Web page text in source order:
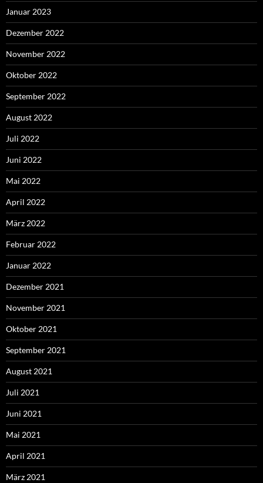
Januar 2023
Dezember 2022
November 2022
Oktober 2022
September 2022
August 2022
Juli 2022
Juni 2022
Mai 2022
April 2022
März 2022
Februar 2022
Januar 2022
Dezember 2021
November 2021
Oktober 2021
September 2021
August 2021
Juli 2021
Juni 2021
Mai 2021
April 2021
März 2021